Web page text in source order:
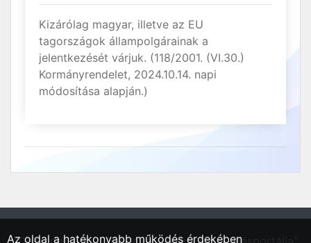
Kizárólag magyar, illetve az EU
tagországok állampolgárainak a
jelentkezését várjuk. (118/2001. (VI.30.)
Kormányrendelet, 2024.10.14. napi
módosítása alapján.)
Az oldal a hatékonyabb működés érdekében